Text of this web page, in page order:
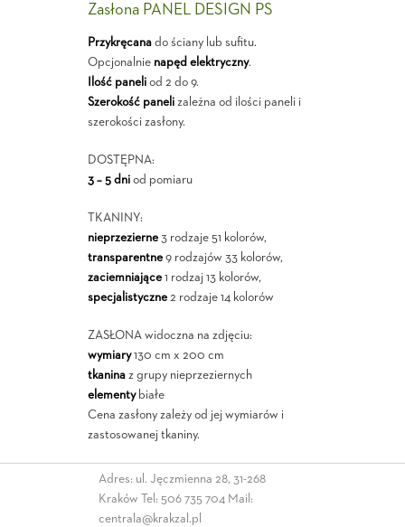
Zasłona PANEL DESIGN PS
Przykręcanado ściany lub sufitu.
Opcjonalnie napęd elektryczny.
Ilość paneliod 2 do 9.
Szerokość panelizależna od ilości paneli i
szerokości zasłony.
DOSTĘPNA:
3 – 5 dniod pomiaru
TKANINY:
nieprzezierne3 rodzaje 51 kolorów,
transparentne9 rodzajów 33 kolorów,
zaciemniające1 rodzaj 13 kolorów,
specjalistyczne2 rodzaje 14 kolorów
ZASŁONA widoczna na zdjęciu:
wymiary130 cm x 200 cm
tkaninaz grupy nieprzeziernych
elementybiałe
Cena zasłony zależy od jej wymiarów i
zastosowanej tkaniny.
Adres: ul. Jęczmienna 28, 31-268
Kraków Tel: 506 735 704 Mail:
centrala@krakzal.pl